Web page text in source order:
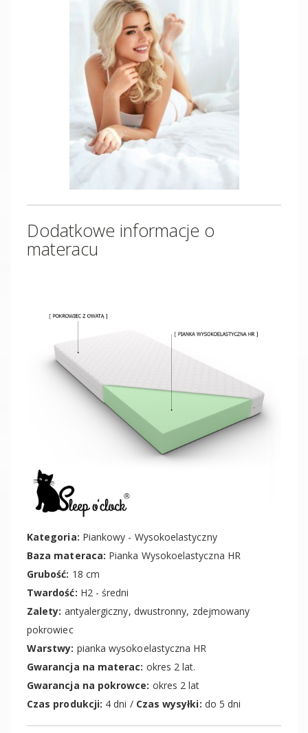
Dodatkowe informacje o
materacu
Kategoria: Piankowy - Wysokoelastyczny
Baza materaca: Pianka Wysokoelastyczna HR
Grubość: 18 cm
Twardość: H2 - średni
Zalety: antyalergiczny, dwustronny, zdejmowany
pokrowiec
Warstwy: pianka wysokoelastyczna HR
Gwarancja na materac: okres 2 lat.
Gwarancja na pokrowce: okres 2 lat
Czas produkcji: 4 dni / Czas wysyłki: do 5 dni